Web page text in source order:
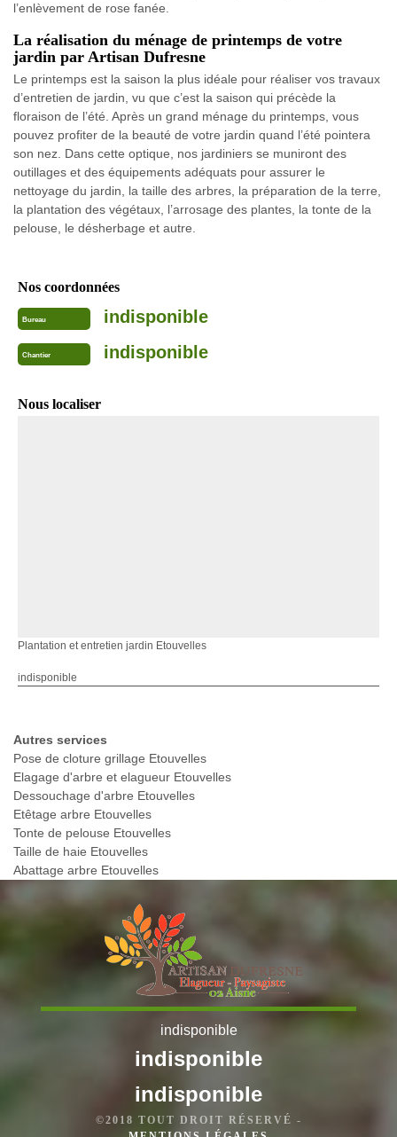
l’enlèvement de rose fanée.
La réalisation du ménage de printemps de votre
jardin par Artisan Dufresne
Le printemps est la saison la plus idéale pour réaliser vos travaux
d’entretien de jardin, vu que c’est la saison qui précède la
floraison de l’été. Après un grand ménage du printemps, vous
pouvez profiter de la beauté de votre jardin quand l’été pointera
son nez. Dans cette optique, nos jardiniers se muniront des
outillages et des équipements adéquats pour assurer le
nettoyage du jardin, la taille des arbres, la préparation de la terre,
la plantation des végétaux, l’arrosage des plantes, la tonte de la
pelouse, le désherbage et autre.
Nos coordonnées
Bureau indisponible
Chantier indisponible
Nous localiser
Plantation et entretien jardin Etouvelles
indisponible
Autres services
Pose de cloture grillage Etouvelles
Elagage d'arbre et elagueur Etouvelles
Dessouchage d'arbre Etouvelles
Etêtage arbre Etouvelles
Tonte de pelouse Etouvelles
Taille de haie Etouvelles
Abattage arbre Etouvelles
indisponible
indisponible
indisponible
©2018 TOUT DROIT RÉSERVÉ -